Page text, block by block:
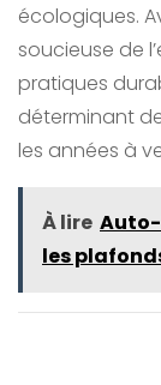
écologiques.
soucieuse de
pratiques
déterminant
les années à
À lire Auto-
les